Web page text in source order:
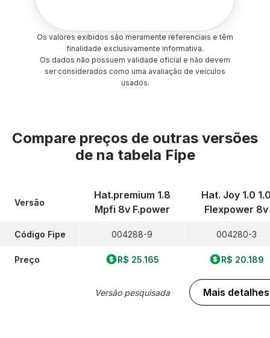
Os valores exibidos são meramente referenciais e têm
finalidade exclusivamente informativa.
Os dados não possuem validade oficial e não devem
ser considerados como uma avaliação de veículos
usados.
Compare preços de outras versões
de na tabela Fipe
Versão
Código Fipe
Preço
Hat.premium 1.8
Mpfi 8v F.power
004288-9
R$ 25.165
Versão pesquisada
Hat. Joy 1.0
Flexpower 8v
004280-3
R$ 20.189
Mais detalhes